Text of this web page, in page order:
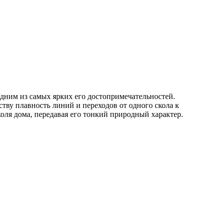
из самых ярких его достопримечательностей.
плавность линий и переходов от одного скола к
дома, передавая его тонкий природный характер.